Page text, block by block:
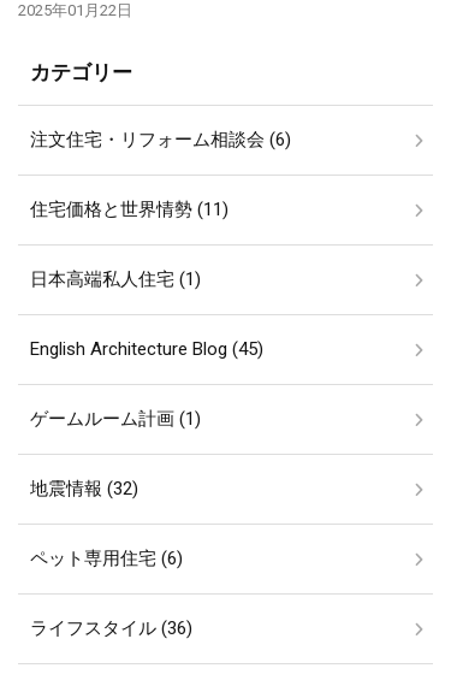
2025年01月22日
カテゴリー
注文住宅・リフォーム相談会 (6)
住宅価格と世界情勢 (11)
日本高端私人住宅 (1)
English Architecture Blog (45)
ゲームルーム計画 (1)
地震情報 (32)
ペット専用住宅 (6)
ライフスタイル (36)